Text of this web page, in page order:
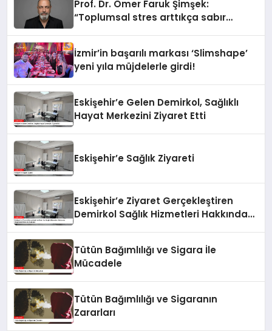
Prof. Dr. Ömer Faruk Şimşek:
“Toplumsal stres arttıkça sabır
İzmir’in başarılı markası ‘Slimshape’
yeni yıla müjdelerle girdi!
Eskişehir’e Gelen Demirkol, Sağlıklı
Hayat Merkezini Ziyaret Etti
Eskişehir’e Sağlık Ziyareti
Eskişehir’e Ziyaret Gerçekleştiren
Demirkol Sağlık Hizmetleri Hakkında
Tütün Bağımlılığı ve Sigara İle
Mücadele
Tütün Bağımlılığı ve Sigaranın
Zararları